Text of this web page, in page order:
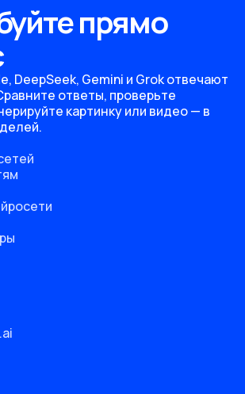
прямо
DeepSeek, Gemini и Grok отвечают
ответы, проверьте
картинку или видео — в